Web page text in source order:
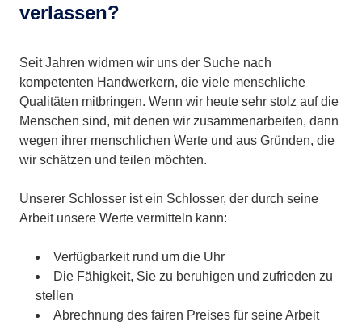
verlassen?
Seit Jahren widmen wir uns der Suche nach
kompetenten Handwerkern, die viele menschliche
Qualitäten mitbringen. Wenn wir heute sehr stolz auf die
Menschen sind, mit denen wir zusammenarbeiten, dann
wegen ihrer menschlichen Werte und aus Gründen, die
wir schätzen und teilen möchten.
Unserer Schlosser ist ein Schlosser, der durch seine
Arbeit unsere Werte vermitteln kann:
Verfügbarkeit rund um die Uhr
Die Fähigkeit, Sie zu beruhigen und zufrieden zu
stellen
Abrechnung des fairen Preises für seine Arbeit